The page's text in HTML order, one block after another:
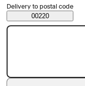
Saatavuustiedot
Select order method
Delivery to postal code
00220